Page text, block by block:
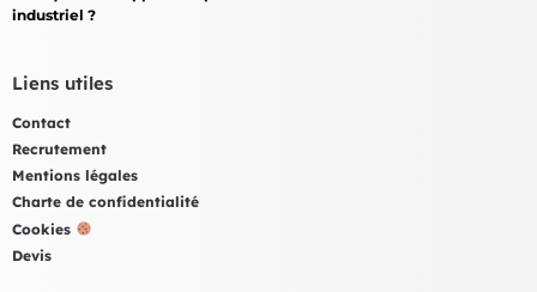
industriel ?
Liens utiles
Contact
Recrutement
Mentions légales
Charte de confidentialité
Cookies
Devis